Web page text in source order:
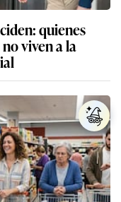
quienes
viven a la